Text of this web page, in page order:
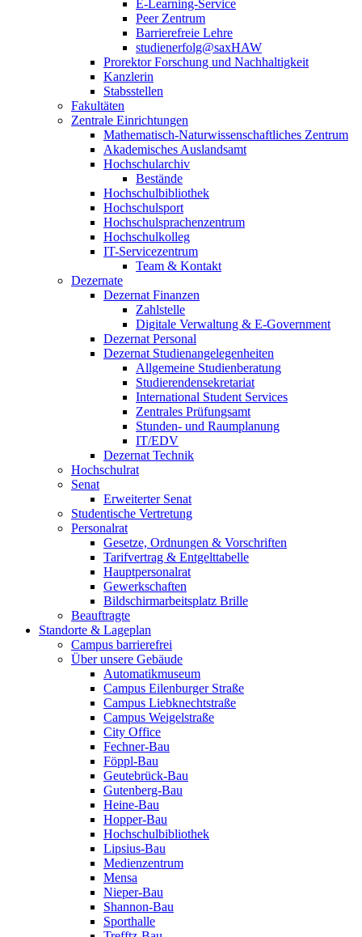
E-Learning-Service
Peer Zentrum
Barrierefreie Lehre
studienerfolg@saxHAW
Prorektor Forschung und Nachhaltigkeit
Kanzlerin
Stabsstellen
Fakultäten
Zentrale Einrichtungen
Mathematisch-Naturwissenschaftliches Zentrum
Akademisches Auslandsamt
Hochschularchiv
Bestände
Hochschulbibliothek
Hochschulsport
Hochschulsprachenzentrum
Hochschulkolleg
IT-Servicezentrum
Team & Kontakt
Dezernate
Dezernat Finanzen
Zahlstelle
Digitale Verwaltung & E-Government
Dezernat Personal
Dezernat Studienangelegenheiten
Allgemeine Studienberatung
Studierendensekretariat
International Student Services
Zentrales Prüfungsamt
Stunden- und Raumplanung
IT/EDV
Dezernat Technik
Hochschulrat
Senat
Erweiterter Senat
Studentische Vertretung
Personalrat
Gesetze, Ordnungen & Vorschriften
Tarifvertrag & Entgelttabelle
Hauptpersonalrat
Gewerkschaften
Bildschirmarbeitsplatz Brille
Beauftragte
Standorte & Lageplan
Campus barrierefrei
Über unsere Gebäude
Automatikmuseum
Campus Eilenburger Straße
Campus Liebknechtstraße
Campus Weigelstraße
City Office
Fechner-Bau
Föppl-Bau
Geutebrück-Bau
Gutenberg-Bau
Heine-Bau
Hopper-Bau
Hochschulbibliothek
Lipsius-Bau
Medienzentrum
Mensa
Nieper-Bau
Shannon-Bau
Sporthalle